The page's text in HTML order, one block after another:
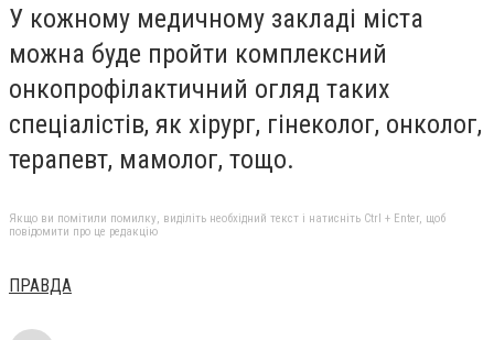
У кожному медичному закладі міста
можна буде пройти комплексний
онкопрофілактичний огляд таких
спеціалістів, як хірург, гінеколог, онколог,
терапевт, мамолог, тощо.
Якщо ви помітили помилку, виділіть необхідний текст і натисніть Ctrl + Enter, щоб
повідомити про це редакцію
ПРАВДА